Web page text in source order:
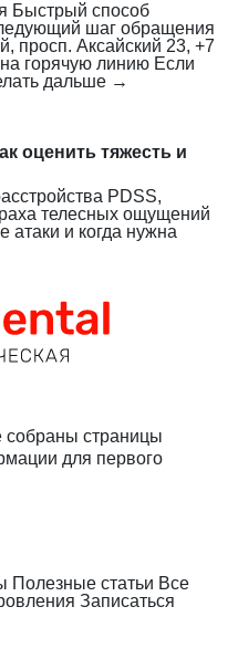
Быстрый способ
шаг обращения
просп. Аксайский 23, +7
горячую линию Если
дальше →
оценить тяжесть и
PDSS,
телесных ощущений
атаки и когда нужна
собраны страницы
для первого
Полезные статьи Все
Записаться